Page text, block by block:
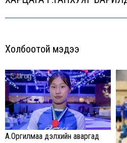
post:
Холбоотой мэдээ
А.Оргилмаа дэлхийн аваргад